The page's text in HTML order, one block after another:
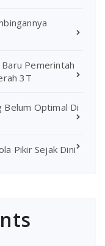
Pemerintah
3T
Belum Optimal Di
Pikir Sejak Dini